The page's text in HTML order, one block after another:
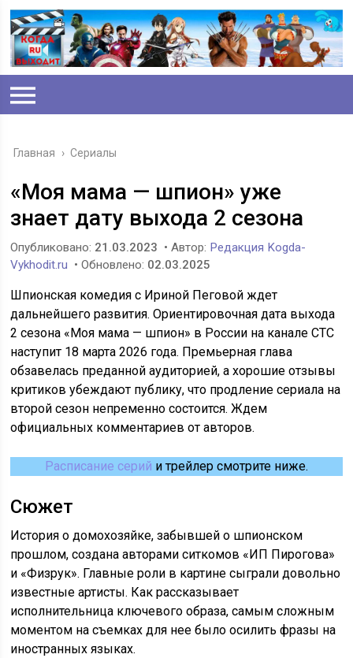
Главная › Сериалы
«Моя мама — шпион» уже
знает дату выхода 2 сезона
Опубликовано: 21.03.2023 • Автор: Редакция Kogda-
Vykhodit.ru • Обновлено: 02.03.2025
Шпионская комедия с Ириной Пеговой ждет
дальнейшего развития. Ориентировочная дата выхода
2 сезона «Моя мама — шпион» в России на канале СТС
наступит 18 марта 2026 года. Премьерная глава
обзавелась преданной аудиторией, а хорошие отзывы
критиков убеждают публику, что продление сериала на
второй сезон непременно состоится. Ждем
официальных комментариев от авторов.
Расписание серий и трейлер смотрите ниже.
Сюжет
История о домохозяйке, забывшей о шпионском
прошлом, создана авторами ситкомов «ИП Пирогова»
и «Физрук». Главные роли в картине сыграли довольно
известные артисты. Как рассказывает
исполнительница ключевого образа, самым сложным
моментом на съемках для нее было осилить фразы на
иностранных языках.